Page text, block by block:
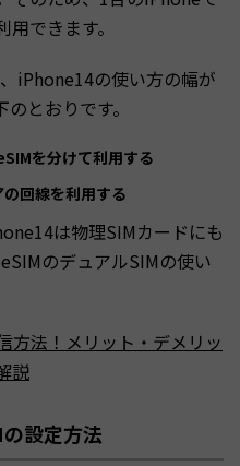
できます。
iPhone14の使い方の幅が
とおりです。
を分けて利用する
回線を利用する
は物理SIMカードにも
のデュアルSIMの使い
方法！メリット・デメリッ
説
設定方法